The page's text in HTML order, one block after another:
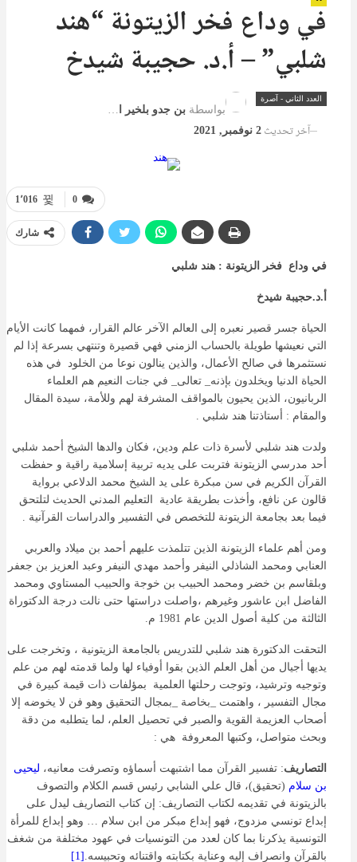
في وداع فخر الزيتونة “هند
شلبي” – أ.د. حجيبة شيدخ
العدد الثاني - آصرة
بواسطة بن جدو بلخير المشرف العام
آخر تحديث 2 نوفمبر, 2021
0 1٬016
شارك
في وداع فخر الزيتونة : هند شلبي
.د.حجيبة شيدخ
الحياة جسر قصير نعبره إلى العالم الآخر عالم القرار، فمهما كانت الأيام
التي نعيشها طويلة بالحساب الزمني فهي قصيرة وتنتهي بسرعة إذا لم
نستثمرها في صالح الأعمال، والذين ينالون نوعا من الخلود في هذه
الحياة الدنيا ويخلدون بإذنه_ تعالى_ في جنات النعيم هم العلماء
الربانيون، الذين يحيون بالمواقف المشرفة لهم وللأمة، سيدة المقال
والمقام : أستاذتنا هند شلبي .
ولدت هند شلبي لأسرة ذات علم ودين، فكان والدها الشيخ أحمد شلبي
أحد مدرسي الزيتونة فتربت على يديه تربية إسلامية راقية و حفظت
القرآن الكريم في سن مبكرة على يد الشيخ محمد الدلاعي برواية
قالون عن نافع، وأخذت بطريقة عادية التعليم المدني الحديث لتلتحق
فيما بعد بجامعة الزيتونة للتخصص في التفسير والدراسات القرآنية .
ومن أهم علماء الزيتونة الذين تتلمذت عليهم أحمد بن ميلاد والعربي
العنابي ومحمد الشاذلي النيفر وأحمد مهدي النيفر وعبد العزيز بن جعفر
وبلقاسم بن خضر ومحمد الحبيب بن خوجة والحبيب المستاوي ومحمد
الفاضل ابن عاشور وغيرهم ،واصلت دراستها حتى نالت درجة الدكتوراة
الثالثة من كلية أصول الدين عام 1981 م.
التحقت الدكتورة هند شلبي للتدريس بالجامعة الزيتونية ، وتخرجت على
يديها أجيال من أهل العلم الذين بقوا أوفياء لها ولما قدمته لهم من علم
وتوجيه وترشيد، وتوجت رحلتها العلمية بمؤلفات ذات قيمة كبيرة في
مجال التفسير ، واهتمت _بخاصة _بمجال التحقيق وهو فن لا يخوضه إلا
أصحاب العزيمة القوية والصبر في تحصيل العلم، لما يتطلبه من دقة
وبحث متواصل، وكتبها المعروفة هي :
التصاريف: تفسير القرآن مما اشتبهت أسماؤه وتصرفت معانيه، ليحيى
بن سلام (تحقيق)، قال علي الشابي رئيس قسم الكلام والتصوف
بالزيتونة في تقديمه لكتاب التصاريف: إن كتاب التصاريف ليدل على
إبداع تونسي مزدوج، فهو إبداع مبكر من ابن سلام … وهو إبداع للمرأة
التونسية يذكرنا بما كان لعدد من التونسيات في عهود مختلفة من شغف
بالقرآن وانصراف إليه وعناية بكتابته واقتنائه وتحبيسه. [1]